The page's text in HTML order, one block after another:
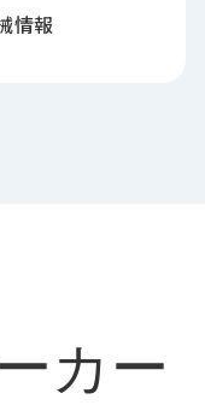
情報
カー